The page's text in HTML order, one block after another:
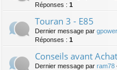
Réponses : 1
Touran 3 - E85
Dernier message par
Réponses : 1
Conseils avant
Dernier message par ram78